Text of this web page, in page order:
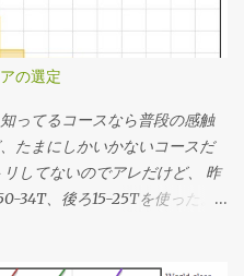
の選定
ってるコースなら普段の感触
たまにしかいかないコースだ
してないのでアレだけど、 昨
34T、後ろ15-25Tを使った。